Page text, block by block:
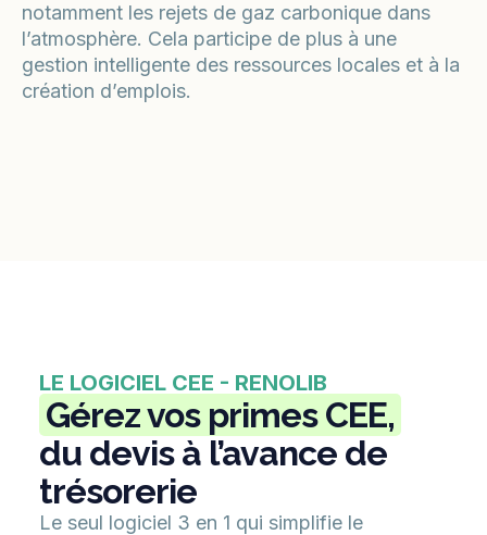
notamment les rejets de gaz carbonique dans
l’atmosphère. Cela participe de plus à une
gestion intelligente des ressources locales et à la
création d’emplois.
LE LOGICIEL CEE - RENOLIB
Gérez vos primes CEE,
du devis à l’avance de
trésorerie
Le seul logiciel 3 en 1 qui simplifie le